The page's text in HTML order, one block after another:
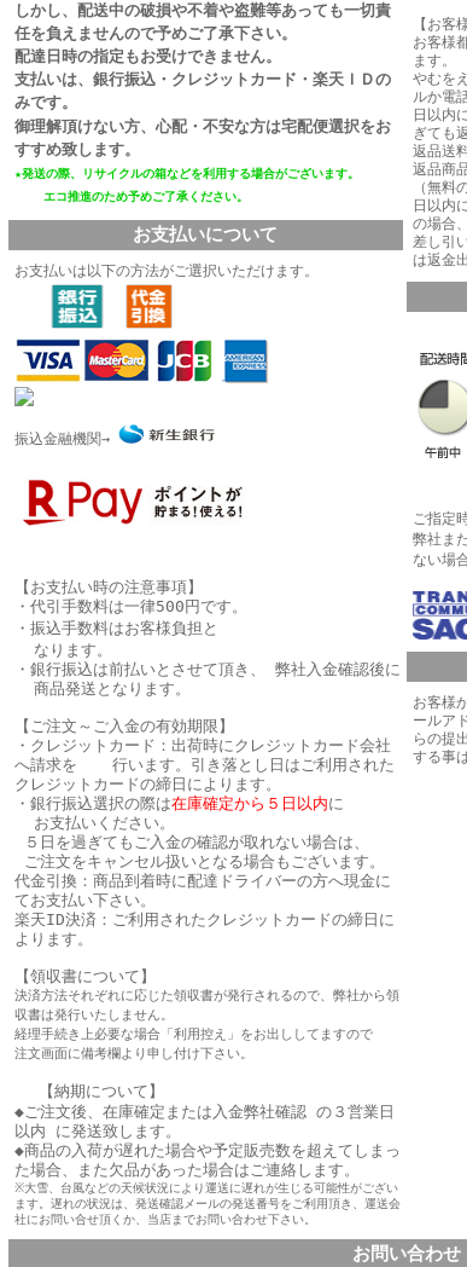
しかし、配送中の破損や不着や盗難等あっても一切責
任を負えませんので予めご了承下さい。
配達日時の指定もお受けできません。
支払いは、銀行振込・クレジットカード・楽天ＩＤの
みです。
御理解頂けない方、心配・不安な方は宅配便選択をお
すすめ致します。
★発送の際、リサイクルの箱などを利用する場合がございます。
エコ推進のため予めご了承ください。
お支払いについて
お支払いは以下の方法がご選択いただけます。
振込金融機関→
【お支払い時の注意事項】
・代引手数料は一律500円です。
・振込手数料はお客様負担と
なります。
・銀行振込は前払いとさせて頂き、 弊社入金確認後に
商品発送となります。
【ご注文～ご入金の有効期限】
・クレジットカード：出荷時にクレジットカード会社
へ請求を 行います。引き落とし日はご利用された
クレジットカードの締日によります。
・銀行振込選択の際は在庫確定から５日以内に
お支払いください。
５日を過ぎてもご入金の確認が取れない場合は、
ご注文をキャンセル扱いとなる場合もございます。
代金引換：商品到着時に配達ドライバーの方へ現金に
てお支払い下さい。
楽天ID決済：ご利用されたクレジットカードの締日に
よります。
【領収書について】
決済方法それぞれに応じた領収書が発行されるので、弊社から領
収書は発行いたしません。
経理手続き上必要な場合「利用控え」をお出ししてますので
注文画面に備考欄より申し付け下さい。
【納期について】
◆ご注文後、在庫確定または入金弊社確認 の３営業日
以内 に発送致します。
◆商品の入荷が遅れた場合や予定販売数を超えてしまっ
た場合、また欠品があった場合はご連絡します。
※大雪、台風などの天候状況により運送に遅れが生じる可能性がござい
ます。遅れの状況は、発送確認メールの発送番号をご利用頂き、運送会
社にお問い合せ頂くか、当店までお問い合わせ下さい。
【お客
お客様
ます。
やむを
ルか電
日以内
ぎても
返品送
返品商
（無料
日以内
の場合
差し引
は返金
ご指定
弊社ま
ない場
お客様
ールア
らの提
する事
お問い合わせ